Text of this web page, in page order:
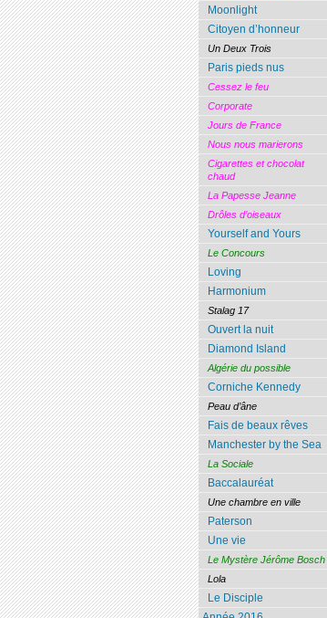
Moonlight
Citoyen d’honneur
Un Deux Trois
Paris pieds nus
Cessez le feu
Corporate
Jours de France
Nous nous marierons
Cigarettes et chocolat
chaud
La Papesse Jeanne
Drôles d’oiseaux
Yourself and Yours
Le Concours
Loving
Harmonium
Stalag 17
Ouvert la nuit
Diamond Island
Algérie du possible
Corniche Kennedy
Peau d’âne
Fais de beaux rêves
Manchester by the Sea
La Sociale
Baccalauréat
Une chambre en ville
Paterson
Une vie
Le Mystère Jérôme Bosch
Lola
Le Disciple